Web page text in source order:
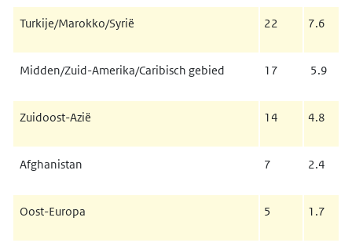
Turkije/Marokko/Syrië 22 7.6
Midden/Zuid-Amerika/Caribisch gebied 17 5.9
Zuidoost-Azië 14 4.8
Afghanistan 7 2.4
Oost-Europa 5 1.7